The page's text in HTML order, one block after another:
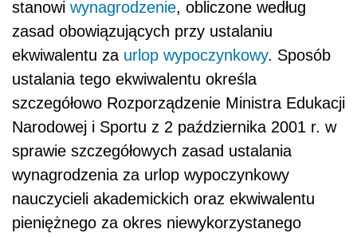
stanowi wynagrodzenie, obliczone według
zasad obowiązujących przy ustalaniu
ekwiwalentu za urlop wypoczynkowy. Sposób
ustalania tego ekwiwalentu określa
szczegółowo Rozporządzenie Ministra Edukacji
Narodowej i Sportu z 2 października 2001 r. w
sprawie szczegółowych zasad ustalania
wynagrodzenia za urlop wypoczynkowy
nauczycieli akademickich oraz ekwiwalentu
pieniężnego za okres niewykorzystanego